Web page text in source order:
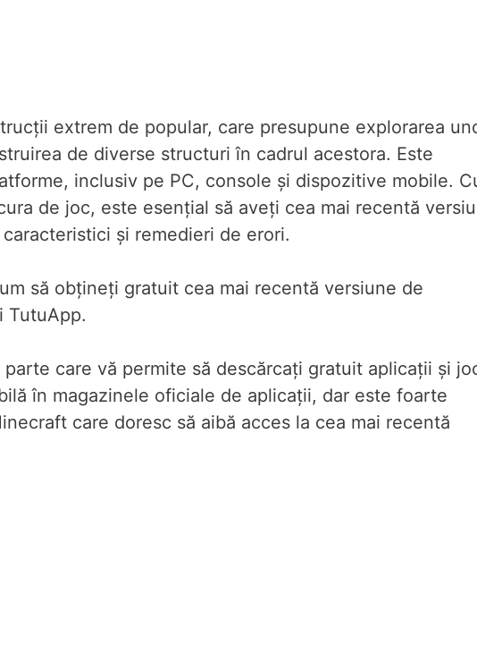
extrem de popular, care presupune explorarea
de diverse structuri în cadrul acestora. Este
inclusiv pe PC, console și dispozitive mobile.
de joc, este esențial să aveți cea mai recentă
și remedieri de erori.
să obțineți gratuit cea mai recentă versiune de
TutuApp.
care vă permite să descărcați gratuit aplicații și
în magazinele oficiale de aplicații, dar este foarte
care doresc să aibă acces la cea mai recentă